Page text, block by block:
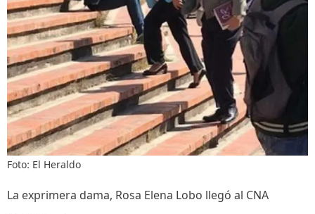
Foto: El Heraldo
La exprimera dama, Rosa Elena Lobo llegó al CNA